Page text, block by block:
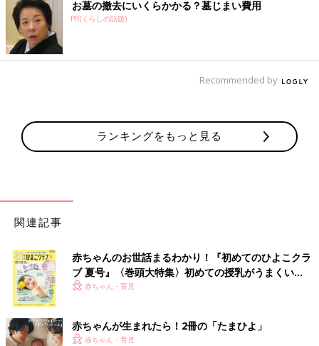
ってあげたい！でも代わることもできません。「ゔぅ〜、ゔ
ぅ〜」と、しんどそうに耐える妻を心配そうに見守ることしかで
きないんです。立つこともできず、はいつくばってトイレに吐き
に行く妻を介助しながら、「神様、どうか妻を助けてくださ
とてつもない偏食がスタート！「救世主」となる調
お墓の撤去にいくらかかる？墓じまい費用
PR(くらしの話題)
Recommended by
ランキングをもっと見る
関連記事
赤ちゃんのお世話まるわかり！『初めてのひよこクラ
ブ 夏号』〈巻頭大特集〉初めての授乳がうまくい
く！ おっぱい・ミルクの基本と夏のトラブル 解決テ
赤ちゃん・育児
赤ちゃんが生まれたら！2冊の「たまひよ」
赤ちゃん・育児